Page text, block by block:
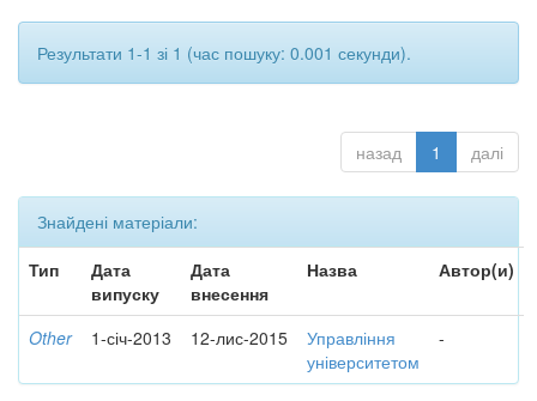
Результати 1-1 зі 1 (час пошуку: 0.001 секунди).
назад 1 далі
Знайдені матеріали:
Тип
Дата
випуску
Дата
внесення
Назва Автор(и)
Other 1-січ-2013 12-лис-2015
Управління
університетом
-